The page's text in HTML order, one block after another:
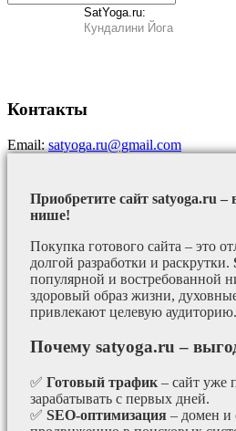
SatYoga.ru:
Кундалини Йога
Контакты
Email:satyoga.ru@gmail.com
Приобретите сайт satyoga.ru
нише!
Покупка готового сайта – это
долгой разработки и раскрутки.
популярной и востребованной
здоровый образ жизни,
привлекают целевую аудиторию.
Почему satyoga.ru –
✅ Готовый трафик – сайт уже
зарабатывать с первых дней.
✅ SEO-оптимизация – домен и